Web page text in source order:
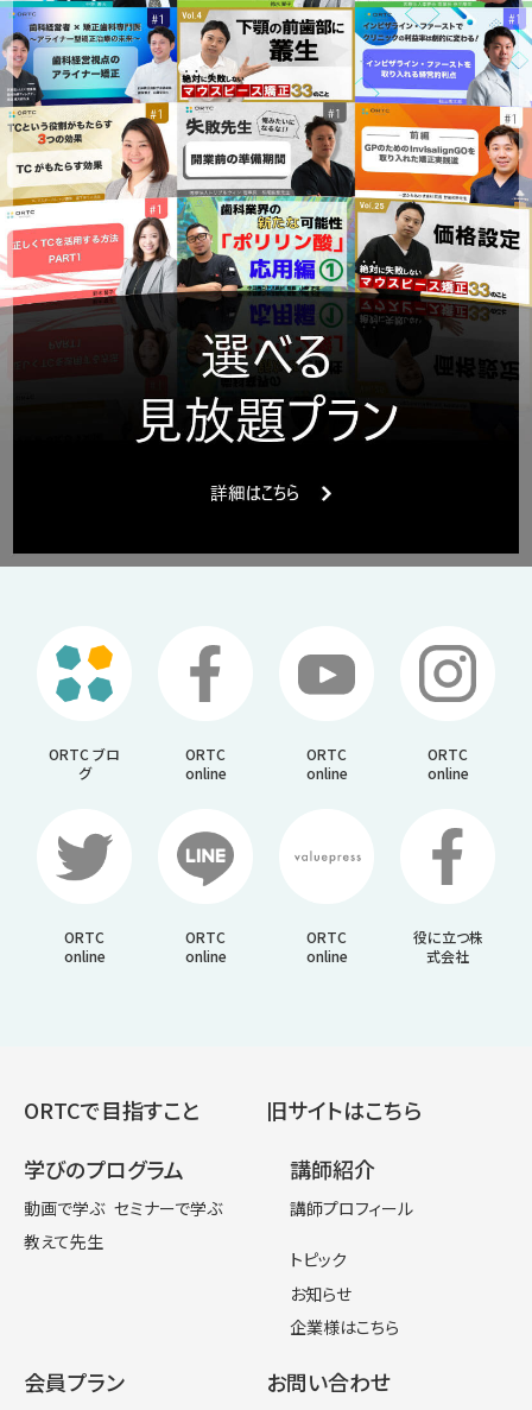
ORTC ブロ
グ
ORTC
online
ORTC
online
ORTC
online
ORTC
online
ORTC
online
ORTC
online
役に立つ株
式会社
ORTCで目指すこと
旧サイトはこちら
学びのプログラム
動画で学ぶ セミナーで学ぶ
教えて先生
講師紹介
講師プロフィール
トピック
お知らせ
企業様はこちら
会員プラン お問い合わせ